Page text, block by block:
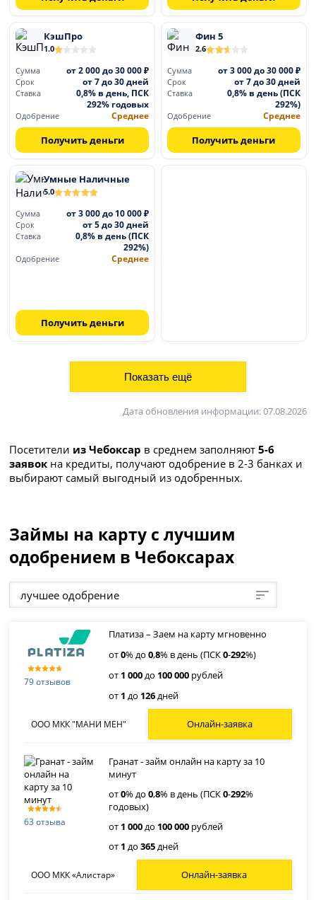
КэшПро
1.0
Сумма от 2 000 до 30 000 ₽
Срок от 7 до 30 дней
Ставка
0,8% в день, ПСК
292% годовых
Одобрение Среднее
Получить деньги
Фин 5
2.6
Сумма от 3 000 до 30 000 ₽
Срок от 7 до 30 дней
Ставка
0,8% в день (ПСК
292%)
Одобрение Среднее
Получить деньги
Умные Наличные
5.0
Сумма от 3 000 до 10 000 ₽
Срок от 5 до 30 дней
Ставка
0,8% в день (ПСК
292%)
Одобрение Среднее
Получить деньги
Дата обновления информации: 07.08.2026
Посетители из Чебоксар в среднем заполняют5-6
заявок на кредиты, получают одобрение в 2-3 банках и
выбирают самый выгодный из одобренных.
Займы на карту с лучшим
одобрением в Чебоксарах
лучшее одобрение
79 отзывов
Платиза – Заем на карту мгновенно
от0% до0,8% в день (ПСК0-292%)
от 1 000до 100 000 рублей
от 1 до 126дней
ООО МКК "МАНИ МЕН" Онлайн-заявка
63 отзыва
Гранат - займ онлайн на карту за 10
минут
от0% до0,8% в день (ПСК0-292%
годовых)
от 1 000до 100 000 рублей
от 1 до365дней
ООО МКК «Алистар» Онлайн-заявка